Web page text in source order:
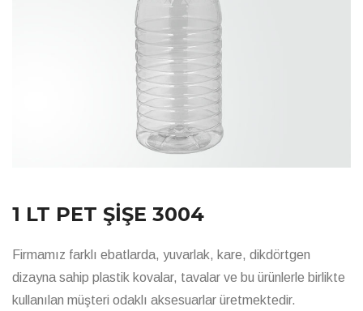
1 LT PET ŞİŞE 3004
Firmamız farklı ebatlarda, yuvarlak, kare, dikdörtgen
dizayna sahip plastik kovalar, tavalar ve bu ürünlerle birlikte
kullanılan müşteri odaklı aksesuarlar üretmektedir.